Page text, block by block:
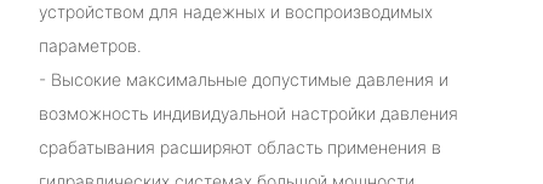
устройством для надежных и воспроизводимых
параметров.
- Высокие максимальные допустимые давления и
возможность индивидуальной настройки давления
срабатывания расширяют область применения в